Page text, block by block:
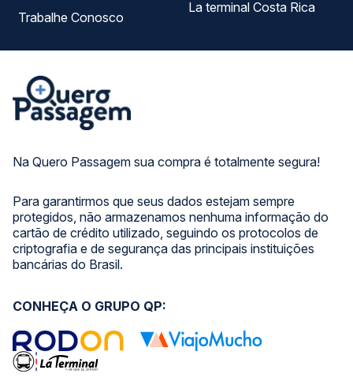
Na Quero Passagem sua compra é totalmente segura!
Para garantirmos que seus dados estejam sempre
protegidos, não armazenamos nenhuma informação do
cartão de crédito utilizado, seguindo os protocolos de
criptografia e de segurança das principais instituições
bancárias do Brasil.
Trabalhe Conosco
La terminal Costa Rica
CONHEÇA O GRUPO QP: